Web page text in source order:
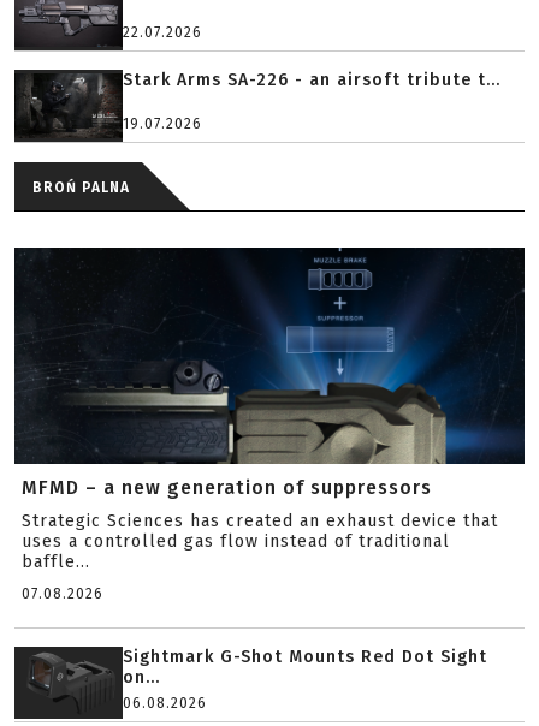
22.07.2026
Stark Arms SA-226 - an airsoft tribute t...
19.07.2026
BROŃ PALNA
MFMD – a new generation of suppressors
Strategic Sciences has created an exhaust device that
uses a controlled gas flow instead of traditional
baffle...
07.08.2026
Sightmark G-Shot Mounts Red Dot Sight
on...
06.08.2026